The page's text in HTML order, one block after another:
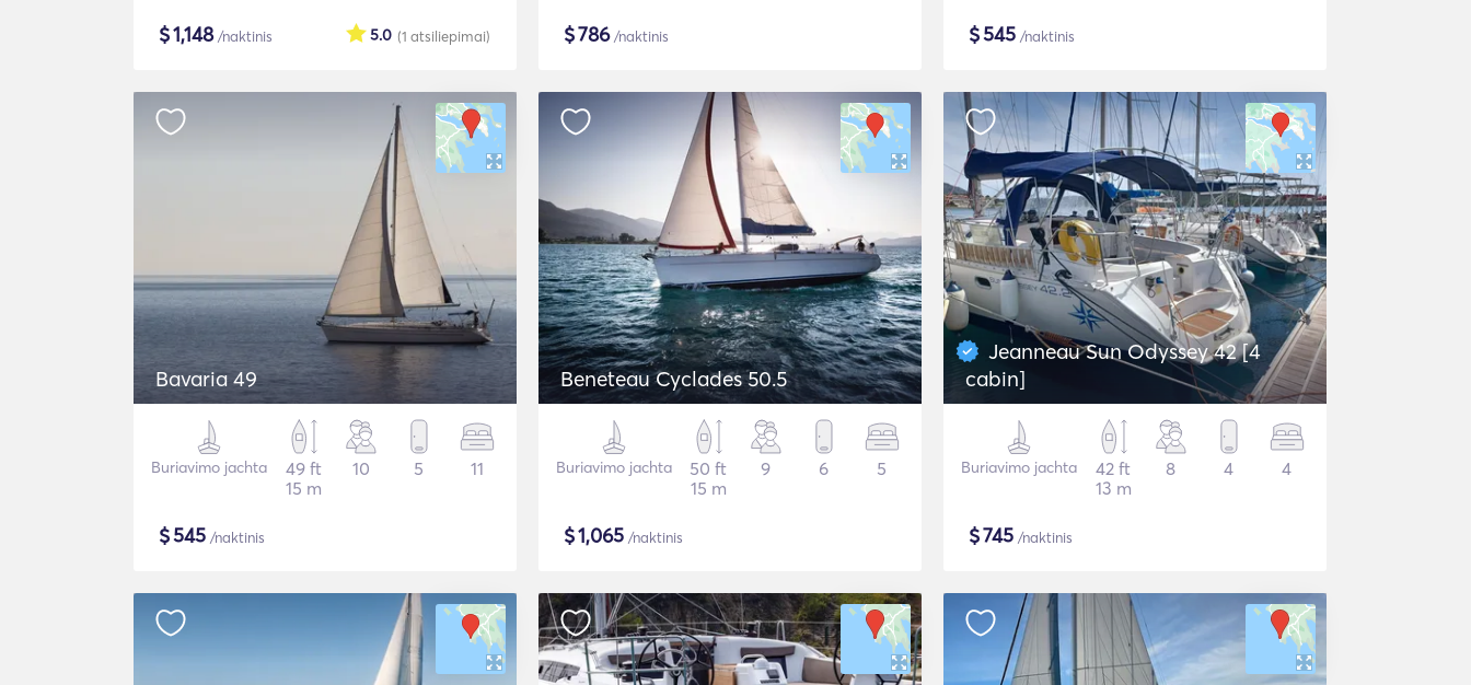
$1,148/naktinis (1 atsiliepimai)
5.0 $786/naktinis $545 /naktinis
Bavaria 49
Buriavimo jachta
49 ft
15 m
10 5 11
$545 /naktinis
Beneteau Cyclades 50.5
Buriavimo jachta
50 ft
15 m
9 6 5
$1,065 /naktinis
Jeanneau Sun Odyssey 42 [4
cabin]
Buriavimo jachta
42 ft
13 m
8 4 4
$745 /naktinis